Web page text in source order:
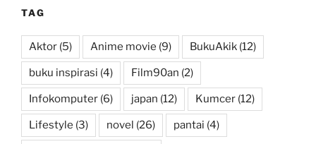
TAG
Aktor (5) Anime movie (9) BukuAkik (12)
buku inspirasi (4) Film90an (2)
Infokomputer (6) japan (12) Kumcer (12)
Lifestyle (3) novel (26) pantai (4)